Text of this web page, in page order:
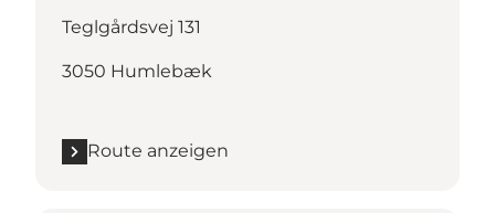
Teglgårdsvej 131
3050 Humlebæk
Route anzeigen